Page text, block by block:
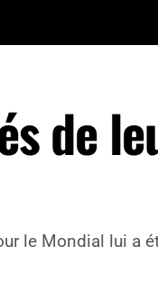
de
le Mondial lui a